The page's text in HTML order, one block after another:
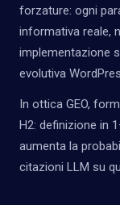
forzature: ogni
informativa reale,
implementazione
evolutiva
In ottica GEO,
H2: definizione in
aumenta la
citazioni LLM su